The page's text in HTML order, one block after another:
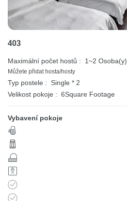
403
Maximální počet hostů : 1~2 Osoba(y)
Můžete přidat hosta/hosty
Typ postele :
Single * 2
Velikost pokoje : 6Square Footage
Vybavení pokoje